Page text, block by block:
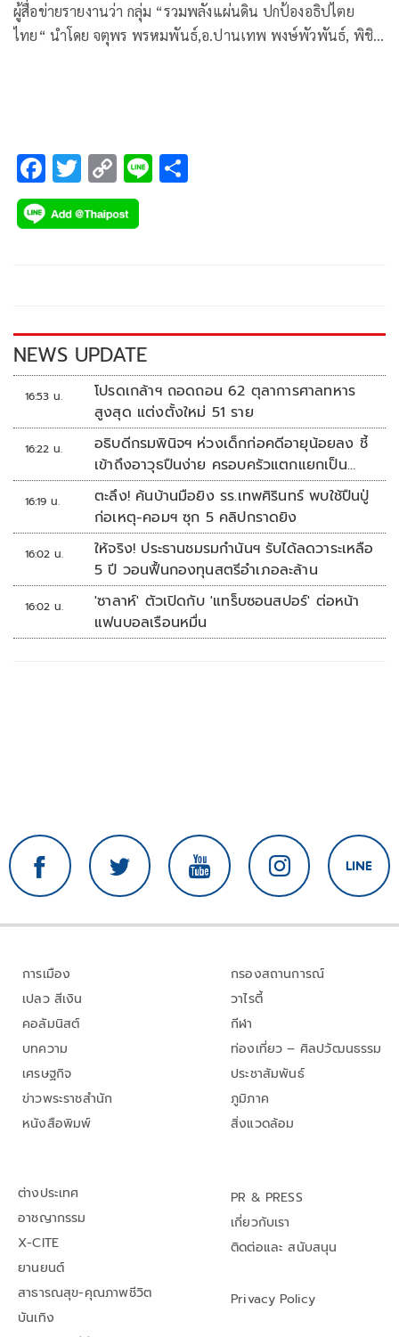
ผู้สื่อข่ายรายงานว่า กลุ่ม “รวมพลังแผ่นดิน ปกป้องอธิปไตย
ไทย“ นำโดย จตุพร พรหมพันธ์,อ.ปานเทพ พงษ์พัวพันธ์, พิชิต
F
ac
e
k
T
wi
tt
C
o
p
k
Li
NEWS UPDATE
16:53 น.
โปรดเกล้าฯ ถอดถอน 62 ตุลาการศาลทหาร
สูงสุด แต่งตั้งใหม่ 51 ราย
16:22 น.
อธิบดีกรมพินิจฯ ห่วงเด็กก่อคดีอายุน้อยลง ชี้
เข้าถึงอาวุธปืนง่าย ครอบครัวแตกแยกเป็น
ชนวนสำคัญ
16:19 น.
ตะลึง! ค้นบ้านมือยิง รร.เทพศิรินทร์ พบใช้ปืนปู่
ก่อเหตุ-คอมฯ ซุก 5 คลิปกราดยิง
16:02 น.
ให้จริง! ประธานชมรมกำนันฯ รับได้ลดวาระเหลือ
5 ปี วอนฟื้นกองทุนสตรีอำเภอละล้าน
16:02 น.
'ซาลาห์' ตัวเปิดกับ 'แทร็บซอนสปอร์' ต่อหน้า
แฟนบอลเรือนหมื่น
การเมือง
เปลว สีเงิน
คอลัมนิสต์
บทความ
เศรษฐกิจ
ข่าวพระราชสำนัก
หนังสือพิมพ์
กรองสถานการณ์
วาไรตี้
กีฬา
ท่องเที่ยว – ศิลปวัฒนธรรม
ประชาสัมพันธ์
ภูมิภาค
สิ่งแวดล้อม
ต่างประเทศ
อาชญากรรม
X-CITE
ยานยนต์
สาธารณสุข-คุณภาพชีวิต
บันเทิง
PR & PRESS
เกี่ยวกับเรา
ติดต่อและ สนับสนุน
Privacy Policy